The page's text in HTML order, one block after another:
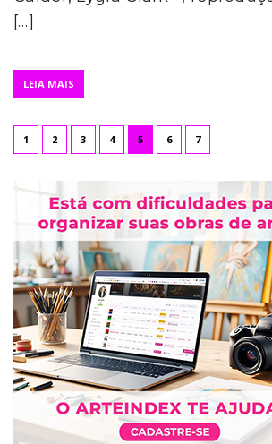
[…]
LEIA MAIS
1 2 3 4 5 6 7